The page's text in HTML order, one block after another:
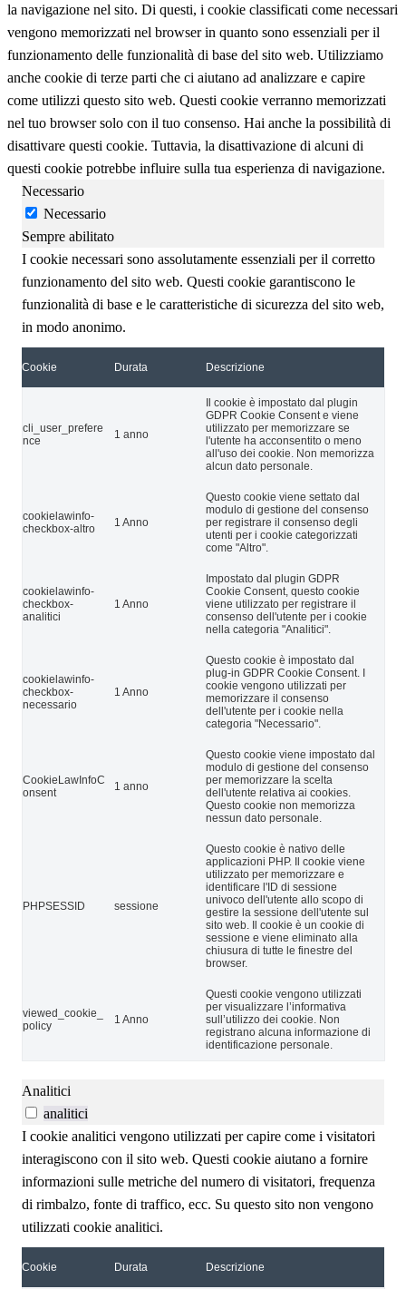
la navigazione nel sito. Di questi, i cookie classificati come necessari
vengono memorizzati nel browser in quanto sono essenziali per il
funzionamento delle funzionalità di base del sito web. Utilizziamo
anche cookie di terze parti che ci aiutano ad analizzare e capire
come utilizzi questo sito web. Questi cookie verranno memorizzati
nel tuo browser solo con il tuo consenso. Hai anche la possibilità di
disattivare questi cookie. Tuttavia, la disattivazione di alcuni di
questi cookie potrebbe influire sulla tua esperienza di navigazione.
Necessario
Necessario
Sempre abilitato
I cookie necessari sono assolutamente essenziali per il corretto
funzionamento del sito web. Questi cookie garantiscono le
funzionalità di base e le caratteristiche di sicurezza del sito web,
in modo anonimo.
Cookie Durata Descrizione
cli_user_prefere
nce
1 anno
Il cookie è impostato dal plugin
GDPR Cookie Consent e viene
utilizzato per memorizzare se
l'utente ha acconsentito o meno
all'uso dei cookie. Non memorizza
alcun dato personale.
cookielawinfo-
checkbox-altro
1 Anno
Questo cookie viene settato dal
modulo di gestione del consenso
per registrare il consenso degli
utenti per i cookie categorizzati
come "Altro".
cookielawinfo-
checkbox-
analitici
1 Anno
Impostato dal plugin GDPR
Cookie Consent, questo cookie
viene utilizzato per registrare il
consenso dell'utente per i cookie
nella categoria "Analitici".
cookielawinfo-
checkbox-
necessario
1 Anno
Questo cookie è impostato dal
plug-in GDPR Cookie Consent. I
cookie vengono utilizzati per
memorizzare il consenso
dell'utente per i cookie nella
categoria "Necessario".
CookieLawInfoC
onsent
1 anno
Questo cookie viene impostato dal
modulo di gestione del consenso
per memorizzare la scelta
dell'utente relativa ai cookies.
Questo cookie non memorizza
nessun dato personale.
PHPSESSID sessione
Questo cookie è nativo delle
applicazioni PHP. Il cookie viene
utilizzato per memorizzare e
identificare l'ID di sessione
univoco dell'utente allo scopo di
gestire la sessione dell'utente sul
sito web. Il cookie è un cookie di
sessione e viene eliminato alla
chiusura di tutte le finestre del
browser.
viewed_cookie_
policy
1 Anno
Questi cookie vengono utilizzati
per visualizzare l’informativa
sull’utilizzo dei cookie. Non
registrano alcuna informazione di
identificazione personale.
Analitici
analitici
I cookie analitici vengono utilizzati per capire come i visitatori
interagiscono con il sito web. Questi cookie aiutano a fornire
informazioni sulle metriche del numero di visitatori, frequenza
di rimbalzo, fonte di traffico, ecc. Su questo sito non vengono
utilizzati cookie analitici.
Cookie Durata Descrizione